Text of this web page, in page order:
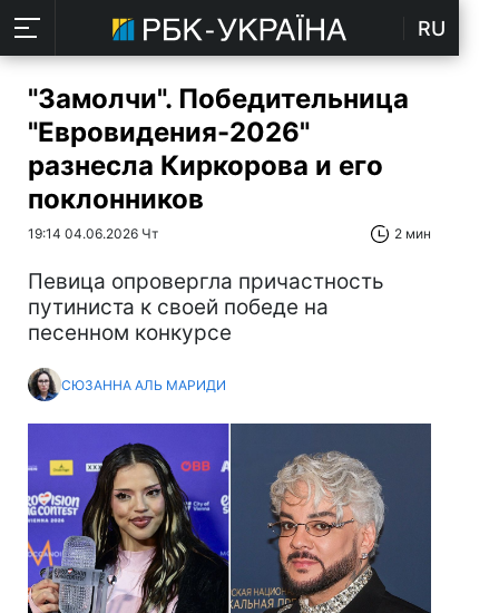
RU
"Замолчи". Победительница
"Евровидения-2026"
разнесла Киркорова и его
поклонников
19:14 04.06.2026 Чт 2 мин
Певица опровергла причастность
путиниста к своей победе на
песенном конкурсе
СЮЗАННА АЛЬ МАРИДИ